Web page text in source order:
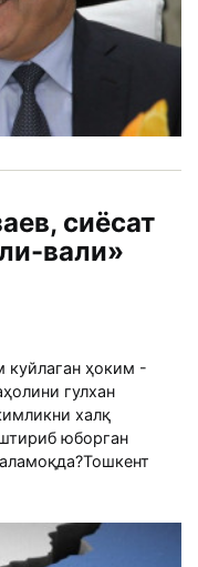
сиёсат
вали»
куйлаган ҳоким -
гулхан
халқ
юборган